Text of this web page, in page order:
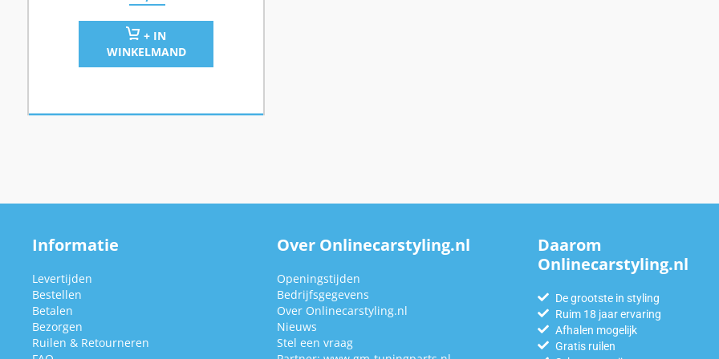
+ IN
WINKELMAND
Informatie
Levertijden
Bestellen
Betalen
Bezorgen
Ruilen & Retourneren
Over Onlinecarstyling.nl
Openingstijden
Bedrijfsgegevens
Over Onlinecarstyling.nl
Nieuws
Stel een vraag
Daarom
Onlinecarstyling.nl
De grootste in styling
Ruim 18 jaar ervaring
Afhalen mogelijk
Gratis ruilen